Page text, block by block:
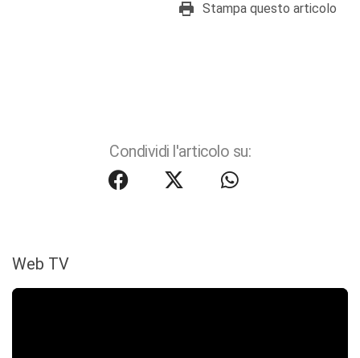
Stampa questo articolo
Condividi l'articolo su:
Web TV